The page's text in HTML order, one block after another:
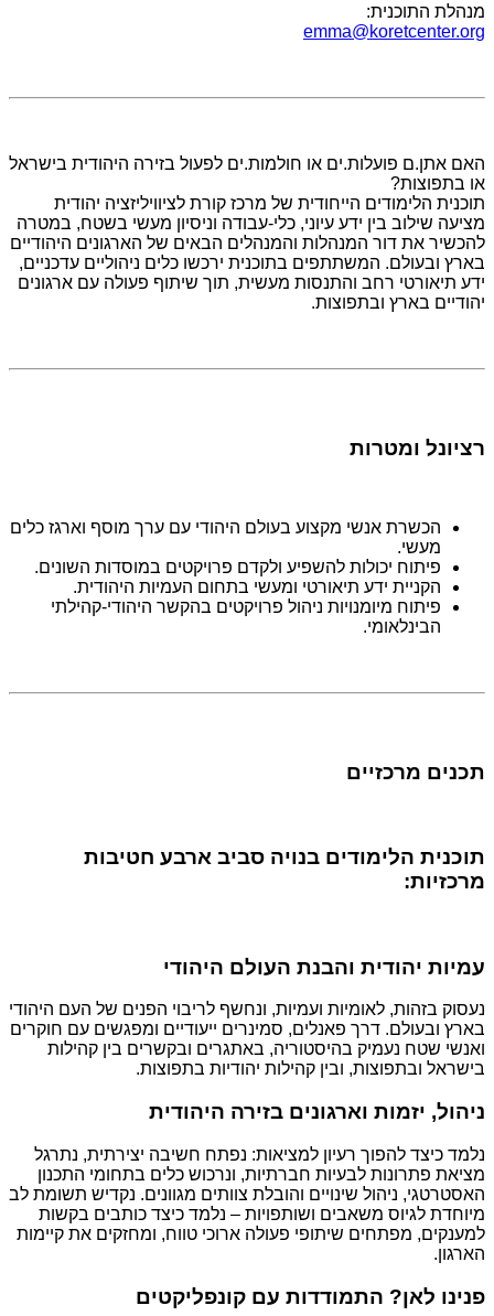
מנהלת התוכנית:
emma@koretcenter.org
האם אתן.ם פועלות.ים או חולמות.ים לפעול בזירה היהודית בישראל
או בתפוצות?
תוכנית הלימודים הייחודית של מרכז קורת לציוויליזציה יהודית
מציעה שילוב בין ידע עיוני, כלי-עבודה וניסיון מעשי בשטח, במטרה
להכשיר את דור המנהלות והמנהלים הבאים של הארגונים היהודיים
בארץ ובעולם. המשתתפים בתוכנית ירכשו כלים ניהוליים עדכניים,
ידע תיאורטי רחב והתנסות מעשית, תוך שיתוף פעולה עם ארגונים
יהודיים בארץ ובתפוצות.
רציונל ומטרות
הכשרת אנשי מקצוע בעולם היהודי עם ערך מוסף וארגז כלים
מעשי.
פיתוח יכולות להשפיע ולקדם פרויקטים במוסדות השונים.
הקניית ידע תיאורטי ומעשי בתחום העמיות היהודית.
פיתוח מיומנויות ניהול פרויקטים בהקשר היהודי-קהילתי
הבינלאומי.
תכנים מרכזיים
תוכנית הלימודים בנויה סביב ארבע חטיבות
מרכזיות:
עמיות יהודית והבנת העולם היהודי
נעסוק בזהות, לאומיות ועמיות, ונחשף לריבוי הפנים של העם היהודי
בארץ ובעולם. דרך פאנלים, סמינרים ייעודיים ומפגשים עם חוקרים
ואנשי שטח נעמיק בהיסטוריה, באתגרים ובקשרים בין קהילות
בישראל ובתפוצות, ובין קהילות יהודיות בתפוצות.
ניהול, יזמות וארגונים בזירה היהודית
נלמד כיצד להפוך רעיון למציאות: נפתח חשיבה יצירתית, נתרגל
מציאת פתרונות לבעיות חברתיות, ונרכוש כלים בתחומי התכנון
האסטרטגי, ניהול שינויים והובלת צוותים מגוונים. נקדיש תשומת לב
מיוחדת לגיוס משאבים ושותפויות – נלמד כיצד כותבים בקשות
למענקים, מפתחים שיתופי פעולה ארוכי טווח, ומחזקים את קיימות
הארגון.
פנינו לאן? התמודדות עם קונפליקטים